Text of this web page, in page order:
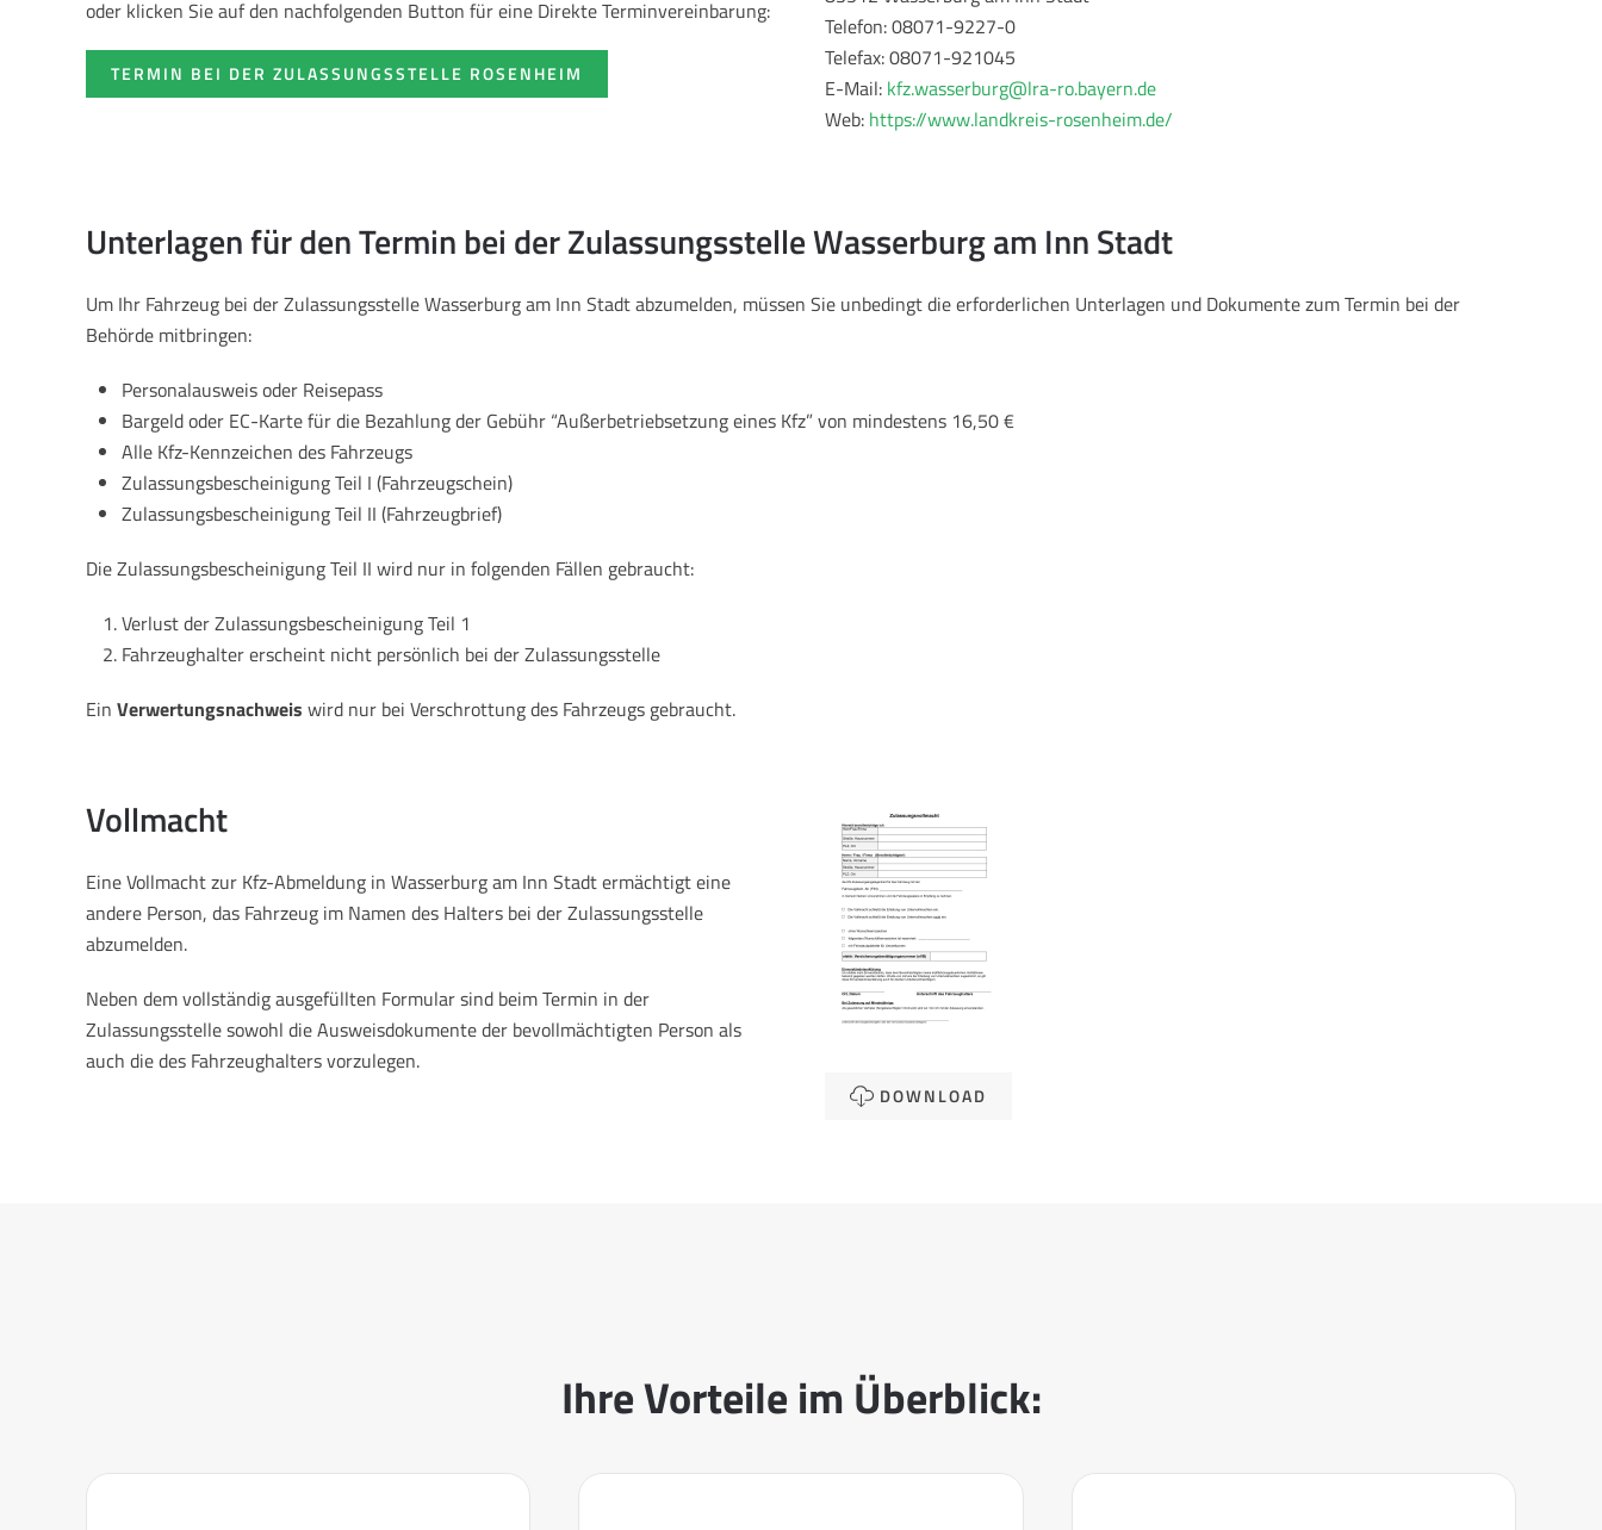
oder klicken Sie auf den nachfolgenden Button für eine Direkte Terminvereinbarung:
TERMIN BEI DER ZULASSUNGSSTELLE ROSENHEIM
Telefon: 08071-9227-0
Telefax: 08071-921045
E-Mail: kfz.wasserburg@lra-ro.bayern.de
Web: https://www.landkreis-rosenheim.de/
Unterlagen für den Termin bei der Zulassungsstelle Wasserburg am Inn Stadt
Um Ihr Fahrzeug bei der Zulassungsstelle Wasserburg am Inn Stadt abzumelden, müssen Sie unbedingt die erforderlichen Unterlagen und Dokumente zum Termin bei der
Behörde mitbringen:
Personalausweis oder Reisepass
Bargeld oder EC-Karte für die Bezahlung der Gebühr “Außerbetriebsetzung eines Kfz” von mindestens 16,50 €
Alle Kfz-Kennzeichen des Fahrzeugs
Zulassungsbescheinigung Teil I (Fahrzeugschein)
Zulassungsbescheinigung Teil II (Fahrzeugbrief)
Die Zulassungsbescheinigung Teil II wird nur in folgenden Fällen gebraucht:
Verlust der Zulassungsbescheinigung Teil 1
Fahrzeughalter erscheint nicht persönlich bei der Zulassungsstelle
Ein Verwertungsnachweis wird nur bei Verschrottung des Fahrzeugs gebraucht.
Vollmacht
Eine Vollmacht zur Kfz-Abmeldung in Wasserburg am Inn Stadt ermächtigt eine
andere Person, das Fahrzeug im Namen des Halters bei der Zulassungsstelle
abzumelden.
Neben dem vollständig ausgefüllten Formular sind beim Termin in der
Zulassungsstelle sowohl die Ausweisdokumente der bevollmächtigten Person als
auch die des Fahrzeughalters vorzulegen.
DOWNLOAD
Ihre Vorteile im Überblick: